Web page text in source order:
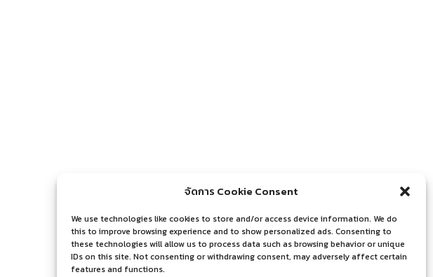
จัดการ Cookie Consent
We use technologies like cookies to store and/or access device information. We do
this to improve browsing experience and to show personalized ads. Consenting to
these technologies will allow us to process data such as browsing behavior or unique
IDs on this site. Not consenting or withdrawing consent, may adversely affect certain
features and functions.